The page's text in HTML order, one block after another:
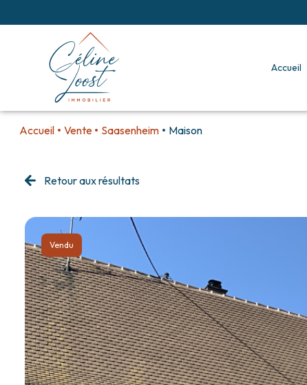
accueil
Accueil Vente Saasenheim Maison
Retour aux résultats
Vendu